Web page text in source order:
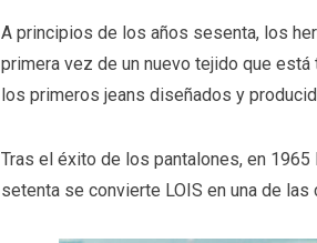
A principios de los años sesenta, los
primera vez de un nuevo tejido que
los primeros jeans diseñados y
Tras el éxito de los pantalones, en 1965
setenta se convierte LOIS en una de